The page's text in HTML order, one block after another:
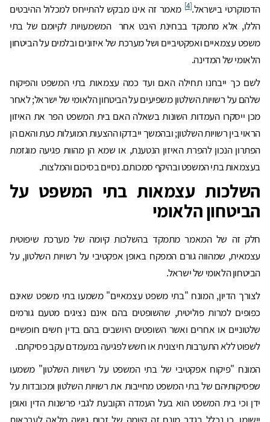
הדמוקרטי בישראל.[4]
מאמר זה אינו מבקש להתייחס למכלול ההיבטים
הללו, אלא מתמקד בבחינת היבט אחר המשמעויות לקיומם של בתי
משפט עצמאיים ואפקטיביים ושל מערכת של איזונים ובלמים על הביטחון
הלאומי של המדינה.
לשם כך ייבחנו תחילה האם ועד כמה עצמאות בתי המשפט והפיקוח
שלהם על רשויות השלטון משפיעים על הביטחון הלאומי של ישראל; לאחר
מכן ייסקרו העמדות השונות בשאלה האם בית המשפט הפר את האיזון
הראוי בין רשויות השלטון; ובהמשך ייבדקו ההצעות המועלות כעת והאם הן
הפתרון הנכון להפרת האיזון הנטענת, או שמא הן מהוות פגיעה מוגזמת
בעצמאות בתי המשפט ובהיקף סמכותם. נסיים בסיכום והמלצות.
השלכות עצמאות בתי המשפט על
הביטחון הלאומי
חלק זה של המאמר מתמקד בהשלכות קיומה של מערכת שיפוטית
עצמאית, שמהווה גורם המפקח באופן אפקטיבי על רשויות השלטון, על
הביטחון הלאומי של ישראל.
לצורך הדיון, המונח "בתי משפט עצמאיים" משמעו בתי משפט שאינם
כפופים למרות פוליטית, שהשופטים בהם אינם נציגים מטעם גורמים
שלטוניים או אחרים ואשר השופטים היושבים בהם בדין חשים חופשיים
לשפוט ללא התערבות חיצונית או חשש לפגיעה במעמדם עקב פסיקתם.
המונח "פיקוח אפקטיבי של בתי המשפט על רשויות השלטון" משמעו
שפסיקותיהם של בתי המשפט מחייבות את רשויות השלטון ומכובדות על
ידן וכי בית המשפט הוא בעל העמדה הקובעת לגבי פרשנות הדין ואופן